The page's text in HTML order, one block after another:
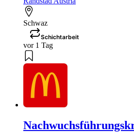
Schwaz
Schichtarbeit
vor 1 Tag